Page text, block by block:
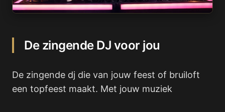
De zingende DJ voor jou
De zingende dj die van jouw feest of bruiloft
een topfeest maakt. Met jouw muziek